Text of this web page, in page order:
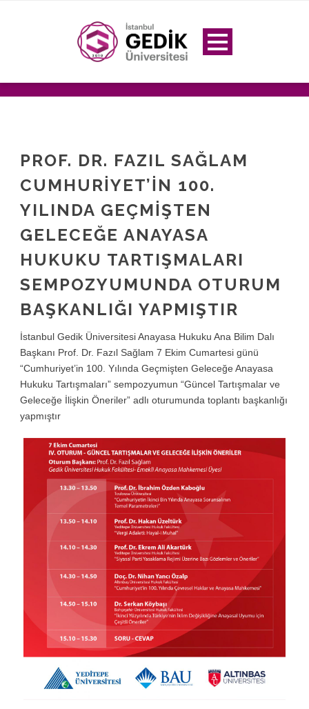
PROF. DR. FAZIL SAĞLAM
CUMHURIYET’IN 100.
YILINDA GEÇMIŞTEN
GELECEĞE ANAYASA
HUKUKU TARTIŞMALARI
SEMPOZYUMUNDA OTURUM
BAŞKANLIĞI YAPMIŞTIR
İstanbul Gedik Üniversitesi Anayasa Hukuku Ana Bilim Dalı
Başkanı Prof. Dr. Fazıl Sağlam 7 Ekim Cumartesi günü
“Cumhuriyet’in 100. Yılında Geçmişten Geleceğe Anayasa
Hukuku Tartışmaları” sempozyumun “Güncel Tartışmalar ve
Geleceğe İlişkin Öneriler” adlı oturumunda toplantı başkanlığı
yapmıştır